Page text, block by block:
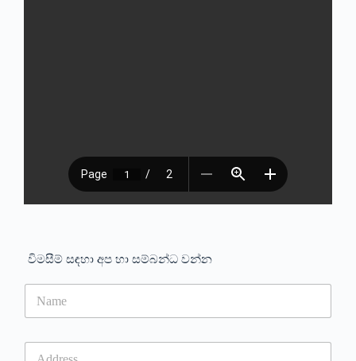
විමසීම් සඳහා අප හා සම්බන්ධ වන්න